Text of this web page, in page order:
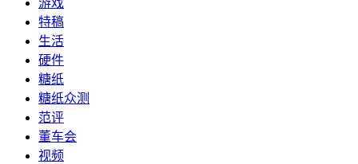
游戏
特稿
生活
硬件
糖纸
糖纸众测
范评
董车会
视频